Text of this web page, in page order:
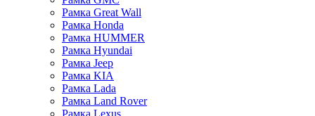
Рамка Great Wall
Рамка Honda
Рамка HUMMER
Рамка Hyundai
Рамка Jeep
Рамка KIA
Рамка Lada
Рамка Land Rover
Рамка Lexus